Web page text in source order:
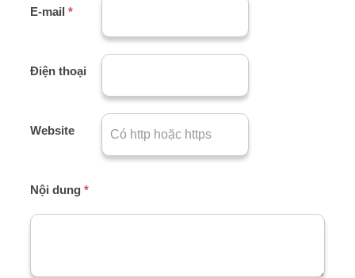
E-mail *
Điện thoại
Website
Nội dung *